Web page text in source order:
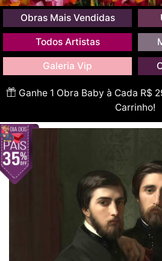
Obras Mais Vendidas
Todos Artistas
Galeria Vip
Ganhe 1 Obra Baby à Cada R$
Carrinho!